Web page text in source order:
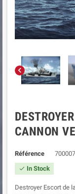

CANNON
Référence
 In Stock
Destroyer Escort de